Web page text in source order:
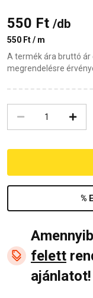
550 Ft /db
550 Ft / m
A termék ára bruttó
megrendelésre
%
felett
ajánlatot!